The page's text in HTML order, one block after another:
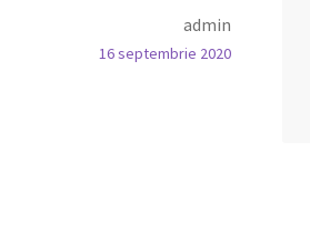
admin
16 septembrie 2020